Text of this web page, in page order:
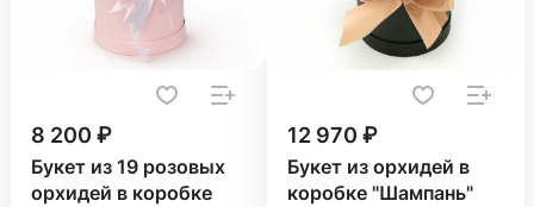
8 200 ₽
Букет из 19 розовых
орхидей в коробке
12 970 ₽
Букет из орхидей в
коробке "Шампань"